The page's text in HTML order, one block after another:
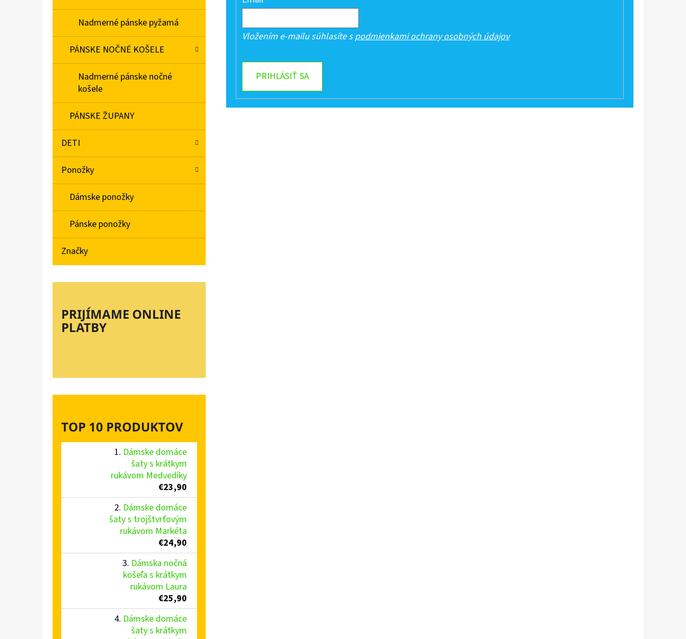
Nadmerné pánske pyžamá
PÁNSKE NOČNÉ KOŠELE
Nadmerné pánske nočné
košele
PÁNSKE ŽUPANY
DETI
Ponožky
Dámske ponožky
Pánske ponožky
Značky
PRIJÍMAME ONLINE
PLATBY
TOP 10 PRODUKTOV
Dámske domáce
šaty s krátkym
rukávom Medvedíky
€23,90
Dámske domáce
šaty s trojštvrťovým
rukávom Markéta
€24,90
Dámska nočná
košeľa s krátkym
rukávom Laura
€25,90
Dámske domáce
šaty s krátkym
Vložením e-mailu súhlasíte spodmienkami ochrany osobných údajov
PRIHLÁSIŤ SA